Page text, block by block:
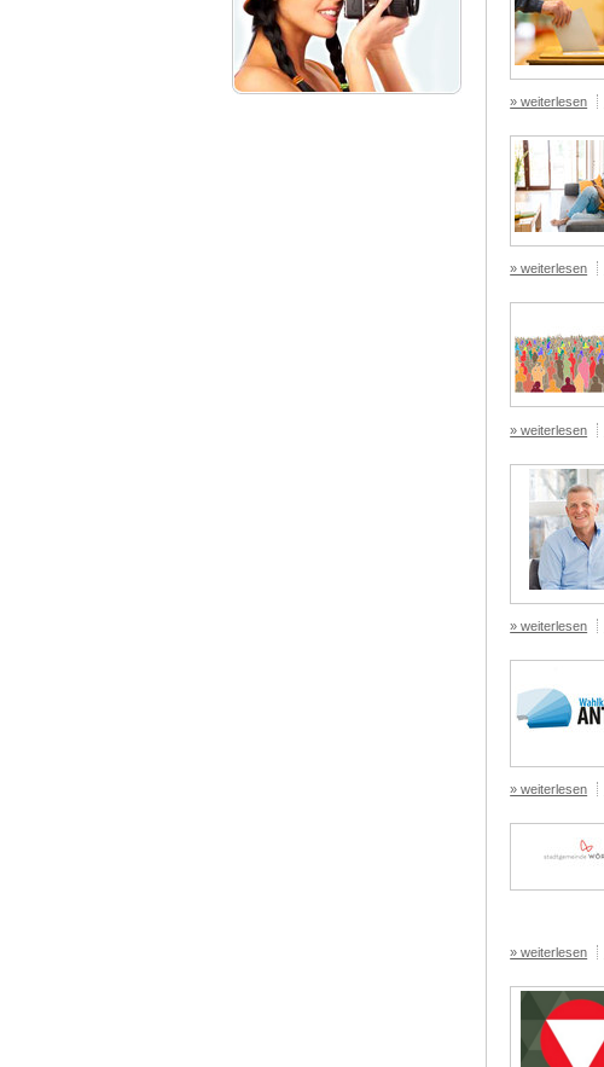
» weiterlesen
» weiterlesen
» weiterlesen
» weiterlesen
» weiterlesen
» weiterlesen